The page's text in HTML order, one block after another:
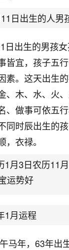
日出生的人男
日出生的男孩
皆宜，孩子五
素。这天出生
、木、水、火
、做事可依五
同时辰出生的
，衣禄。
1月3日农历11
运势好
1月运程
马年，63年出
我也是每年找老
师3年了，都是
北
这两年，生意屡
不好，生意好的
真是倒霉！我也
以找老师看看，
：我也做餐饮的
开始都是找慧来
还有开业日子，
补财库，希望